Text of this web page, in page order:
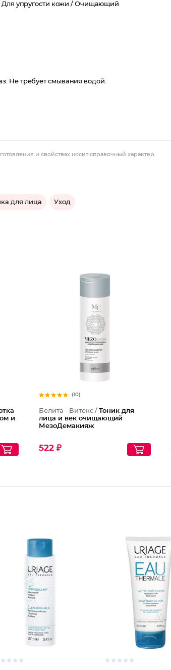
Для упругости кожи / Очищающий
Не требует смывания водой.
и свойствах носит справочный характер.
для лица Уход
и
(10)
Белита - Витекс / Тоник для
лица и век очищающий
МезоДемакияж
522 ₽